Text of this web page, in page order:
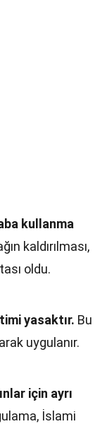
kullanma
kaldırılması,
oldu.
yasaktır. Bu
uygulanır.
için ayrı
İslami